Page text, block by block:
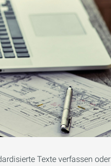
Texte verfassen oder